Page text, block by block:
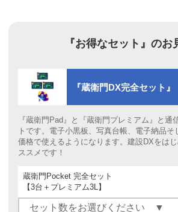
『お得なセット』のお
『蔵衛門DX完全セット』
『蔵衛門Pad』と『蔵衛門プレミアム』と通
トです。電子小黒板、写真台帳、電子納品そ
価格で使えるようになります。建設DXをは
ススメです！
蔵衛門Pocket 完全セット
【3台＋プレミアム3L】